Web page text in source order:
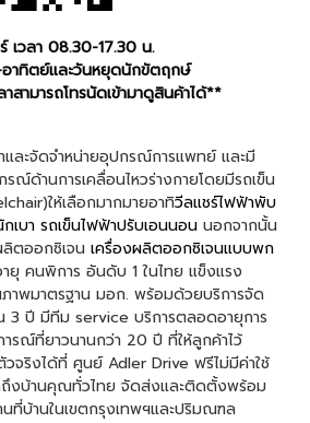
เวลา 08.30-17.30 น.
-อาทิตย์และวันหยุดนักขัตฤกษ์
ามารถโทรนัดเข้ามาดูสินค้าได้**
และจัดจำหน่ายอุปกรณ์การแพทย์ และมี
ณ์ด้านการเคลื่อนไหวร่างกายโดยมีรถเข็น
ให้เลือกมากมายอาทิวีลแชร์ไฟฟ้าพับ
เบา รถเข็นไฟฟ้าปรับเอนนอน นอกจากนั้น
ลิตออกซิเจน เครื่องผลิตออกซิเจนแบบพก
ยุ คนพิการ อันดับ 1 ในไทย แข็งแรง
าพมาตรฐาน มอก. พร้อมด้วยบริการจัด
3 ปี มีทีม service บริการตลอดอายุการ
ารณ์ที่ยาวนานกว่า 20 ปี ที่ให้ลูกค้าไว้
วจริงได้ที่ ศูนย์ Adler Drive ฟรีไม่มีค่าใช้
ถึงบ้านคุณทั่วไทย จัดส่งและติดตั้งพร้อม
นที่บ้านในเขตกรุงเทพฯและปริมณฑล